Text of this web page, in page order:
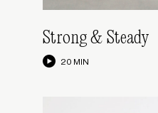
Strong & Steady
20 MIN